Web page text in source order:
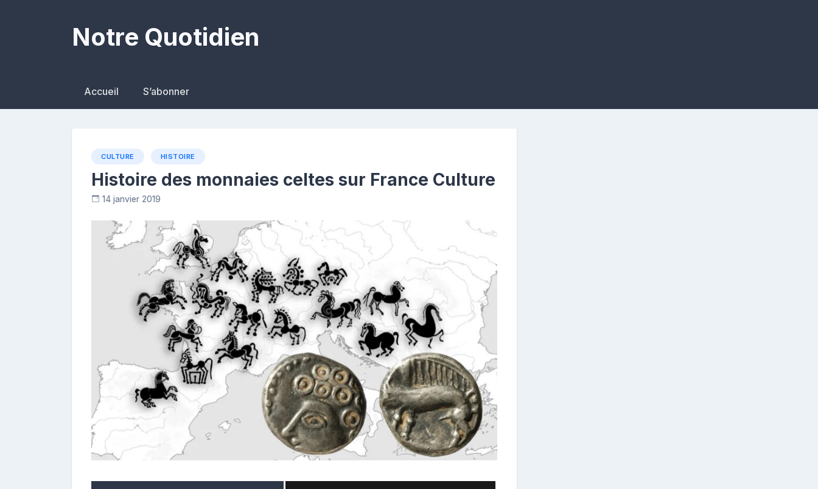
Notre Quotidien
Accueil S’abonner
CULTURE HISTOIRE
Histoire des monnaies celtes sur France Culture
14 janvier 2019
o
n
t
b
u
t
e
u
r